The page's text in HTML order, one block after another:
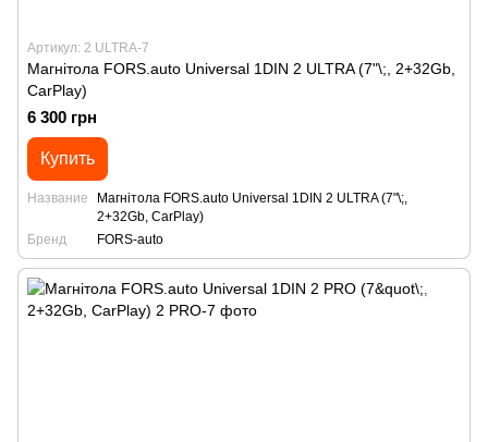
Артикул: 2 ULTRA-7
Магнітола FORS.auto Universal 1DIN 2 ULTRA (7"\;, 2+32Gb,
CarPlay)
6 300 грн
Купить
Название
Магнітола FORS.auto Universal 1DIN 2 ULTRA (7"\;,
2+32Gb, CarPlay)
Бренд
FORS-auto